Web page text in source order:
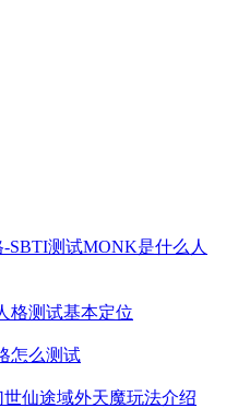
SBTI测试MONK是什么人
格测试基本定位
怎么测试
仙途域外天魔玩法介绍